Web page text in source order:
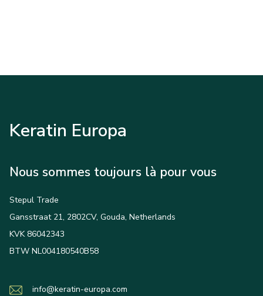
Keratin Europa
Nous sommes toujours là pour vous
Stepul Trade
Gansstraat 21, 2802CV, Gouda, Netherlands
KVK 86042343
BTW NL004180540B58
info@keratin-europa.com